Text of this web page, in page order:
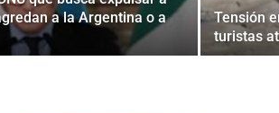
a la Argentina o a
Tensión
turistas